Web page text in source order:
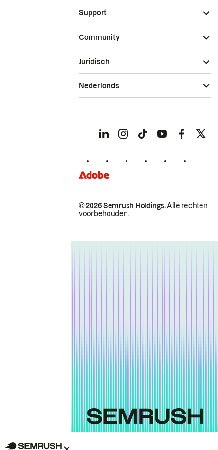
Support
Community
© 2026 Semrush Holdings.Alle rechten
voorbehouden.
Juridisch
Nederlands